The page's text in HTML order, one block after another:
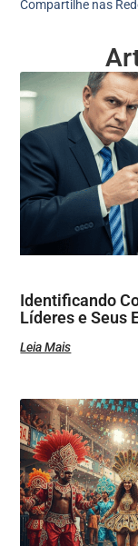
Compartilhe nas
Identificando
Líderes e Seus
Leia Mais